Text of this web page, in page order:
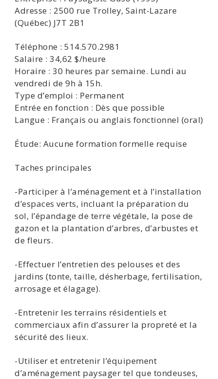
Adresse : 2500 rue Trolley, Saint-Lazare
(Québec) J7T 2B1
Téléphone : 514.570.2981
Salaire : 34,62 $/heure
Horaire : 30 heures par semaine. Lundi au
vendredi de 9h à 15h.
Type d’emploi : Permanent
Entrée en fonction : Dès que possible
Langue : Français ou anglais fonctionnel (oral)
Étude: Aucune formation formelle requise
Taches principales
-Participer à l’aménagement et à l’installation
d’espaces verts, incluant la préparation du
sol, l’épandage de terre végétale, la pose de
gazon et la plantation d’arbres, d’arbustes et
de fleurs.
-Effectuer l’entretien des pelouses et des
jardins (tonte, taille, désherbage, fertilisation,
arrosage et élagage).
-Entretenir les terrains résidentiels et
commerciaux afin d’assurer la propreté et la
sécurité des lieux.
-Utiliser et entretenir l’équipement
d’aménagement paysager tel que tondeuses,